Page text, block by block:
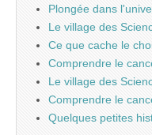
Plongée dans
Le village des
Ce que cache le
Comprendre le
Le village des
Comprendre le
Quelques petites